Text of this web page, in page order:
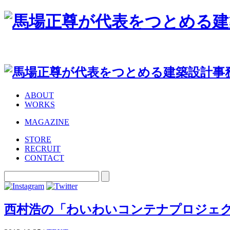
ABOUT
WORKS
MAGAZINE
STORE
RECRUIT
CONTACT
西村浩の「わいわいコンテナプロジェ